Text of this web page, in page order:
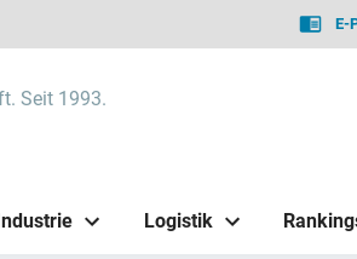
E-
Seit 1993.
Logistik